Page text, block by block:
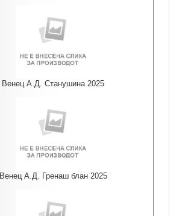
Венец А.Д. Станушина 2025
Венец А.Д. Гренаш блан 2025